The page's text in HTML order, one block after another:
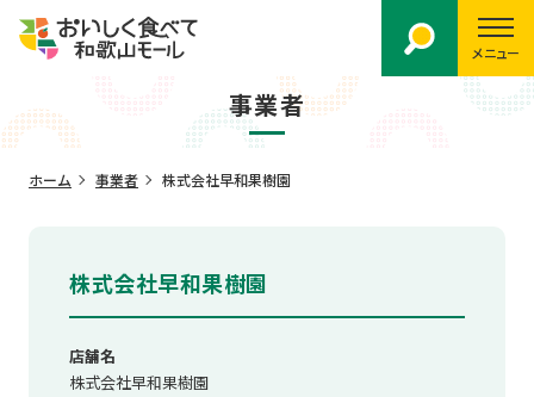
メニュー
事業者
ホーム 事業者 株式会社早和果樹園
株式会社早和果樹園
店舗名
株式会社早和果樹園